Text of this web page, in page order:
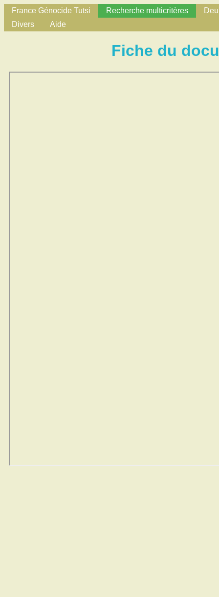
France Génocide Tutsi Recherche multicritères
Divers
Aide
Fiche du